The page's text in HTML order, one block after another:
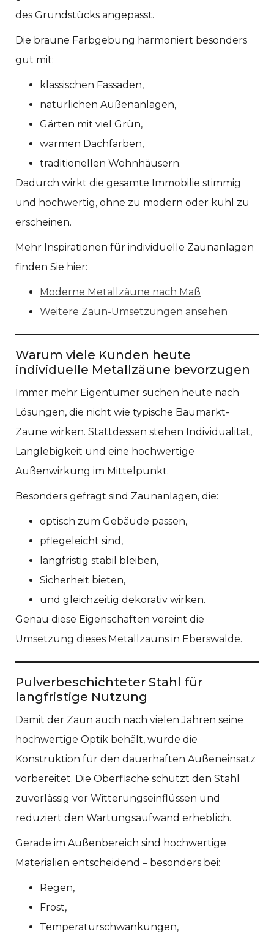
des Grundstücks angepasst.
Die braune Farbgebung harmoniert besonders
gut mit:
klassischen Fassaden,
natürlichen Außenanlagen,
Gärten mit viel Grün,
warmen Dachfarben,
traditionellen Wohnhäusern.
Dadurch wirkt die gesamte Immobilie stimmig
und hochwertig, ohne zu modern oder kühl zu
erscheinen.
Mehr Inspirationen für individuelle Zaunanlagen
finden Sie hier:
Moderne Metallzäune nach Maß
Weitere Zaun-Umsetzungen ansehen
Warum viele Kunden heute
individuelle Metallzäune bevorzugen
Immer mehr Eigentümer suchen heute nach
Lösungen, die nicht wie typische Baumarkt-
Zäune wirken. Stattdessen stehen Individualität,
Langlebigkeit und eine hochwertige
Außenwirkung im Mittelpunkt.
Besonders gefragt sind Zaunanlagen, die:
optisch zum Gebäude passen,
pflegeleicht sind,
langfristig stabil bleiben,
Sicherheit bieten,
und gleichzeitig dekorativ wirken.
Genau diese Eigenschaften vereint die
Umsetzung dieses Metallzauns in Eberswalde.
Pulverbeschichteter Stahl für
langfristige Nutzung
Damit der Zaun auch nach vielen Jahren seine
hochwertige Optik behält, wurde die
Konstruktion für den dauerhaften Außeneinsatz
vorbereitet. Die Oberfläche schützt den Stahl
zuverlässig vor Witterungseinflüssen und
reduziert den Wartungsaufwand erheblich.
Gerade im Außenbereich sind hochwertige
Materialien entscheidend – besonders bei:
Regen,
Frost,
Temperaturschwankungen,